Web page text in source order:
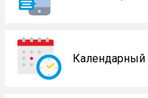
Календарный